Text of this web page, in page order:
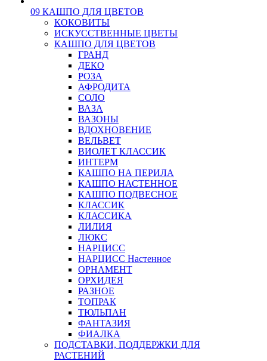
09 КАШПО ДЛЯ ЦВЕТОВ
КОКОВИТЫ
ИСКУССТВЕННЫЕ ЦВЕТЫ
КАШПО ДЛЯ ЦВЕТОВ
ГРАНД
ДЕКО
РОЗА
АФРОДИТА
СОЛО
ВАЗА
ВАЗОНЫ
ВДОХНОВЕНИЕ
ВЕЛЬВЕТ
ВИОЛЕТ КЛАССИК
ИНТЕРМ
КАШПО НА ПЕРИЛА
КАШПО НАСТЕННОЕ
КАШПО ПОДВЕСНОЕ
КЛАССИК
КЛАССИКА
ЛИЛИЯ
ЛЮКС
НАРЦИСС
НАРЦИСС Настенное
ОРНАМЕНТ
ОРХИДЕЯ
РАЗНОЕ
ТОПРАК
ТЮЛЬПАН
ФАНТАЗИЯ
ФИАЛКА
ПОДСТАВКИ, ПОДДЕРЖКИ ДЛЯ
РАСТЕНИЙ